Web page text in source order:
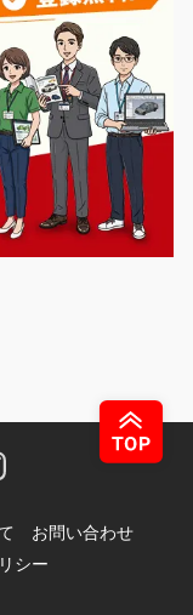
お問い合わせ
シー